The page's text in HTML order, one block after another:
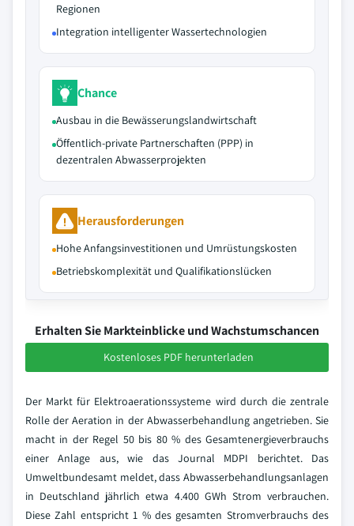
Regionen
Integration intelligenter Wassertechnologien
Chance
Ausbau in die Bewässerungslandwirtschaft
Öffentlich-private Partnerschaften (PPP) in
dezentralen Abwasserprojekten
Herausforderungen
Hohe Anfangsinvestitionen und Umrüstungskosten
Betriebskomplexität und Qualifikationslücken
Erhalten Sie Markteinblicke und Wachstumschancen
Kostenloses PDF herunterladen
Der Markt für Elektroaerationssysteme wird durch die zentrale
Rolle der Aeration in der Abwasserbehandlung angetrieben. Sie
macht in der Regel 50 bis 80 % des Gesamtenergieverbrauchs
einer Anlage aus, wie das Journal MDPI berichtet. Das
Umweltbundesamt meldet, dass Abwasserbehandlungsanlagen
in Deutschland jährlich etwa 4.400 GWh Strom verbrauchen.
Diese Zahl entspricht 1 % des gesamten Stromverbrauchs des